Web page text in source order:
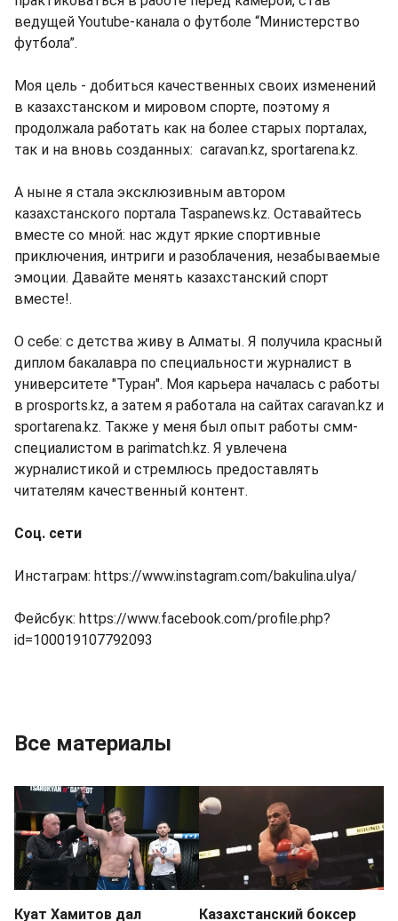
ведущей Youtube-канала о футболе “Министерство
футбола”.
Моя цель - добиться качественных своих изменений
в казахстанском и мировом спорте, поэтому я
продолжала работать как на более старых порталах,
так и на вновь созданных: caravan.kz, sportarena.kz.
А ныне я стала эксклюзивным автором
казахстанского портала Taspanews.kz. Оставайтесь
вместе со мной: нас ждут яркие спортивные
приключения, интриги и разоблачения, незабываемые
эмоции. Давайте менять казахстанский спорт
вместе!.
О себе: с детства живу в Алматы. Я получила красный
диплом бакалавра по специальности журналист в
университете "Туран". Моя карьера началась с работы
в prosports.kz, а затем я работала на сайтах caravan.kz и
sportarena.kz. Также у меня был опыт работы смм-
специалистом в parimatch.kz. Я увлечена
журналистикой и стремлюсь предоставлять
читателям качественный контент.
Соц. сети
Инстаграм: https://www.instagram.com/bakulina.ulya/
Фейсбук: https://www.facebook.com/profile.php?
id=100019107792093
Все материалы
Куат Хамитов дал Казахстанский боксер